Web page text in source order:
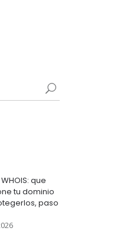
que
tu dominio
paso